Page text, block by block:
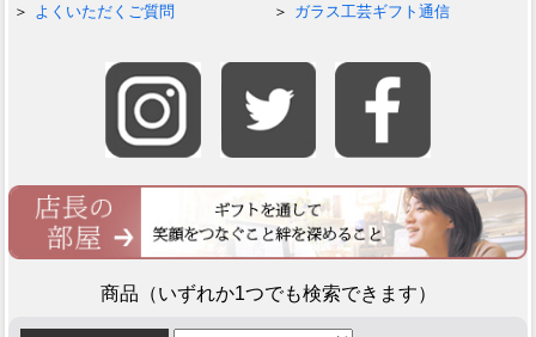
よくいただくご質問 ガラス工芸ギフト通信
商品（いずれか1つでも検索できます）